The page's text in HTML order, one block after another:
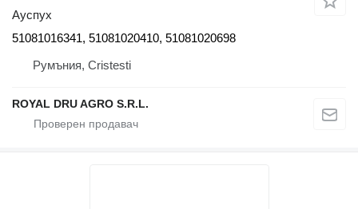
Ауспух
51081016341, 51081020410, 51081020698
Румъния, Cristesti
ROYAL DRU AGRO S.R.L.